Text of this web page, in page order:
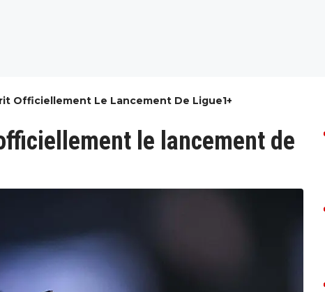
Officiellement Le Lancement De Ligue1+
le lancement de